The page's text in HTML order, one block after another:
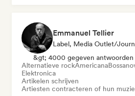
Emmanuel Tellier
Label, Media Outlet/
&gt; 4000 gegeven antwoorden
Alternatieve rockAmericana
Elektronica
Artikelen schrijven
Artiesten contracteren of hun